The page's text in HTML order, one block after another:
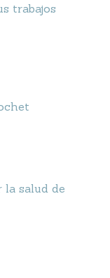
trabajos
la salud de